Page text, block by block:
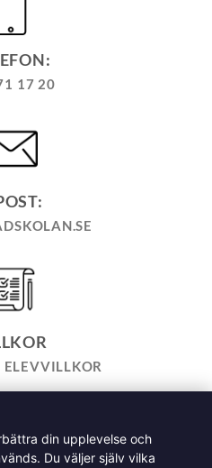
17 20
COOKIEPOLICY
din upplevelse och
Du väljer själv vilka